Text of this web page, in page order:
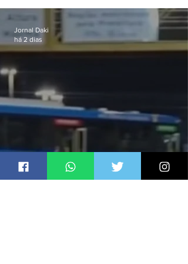
passagens
Jornal Daki
há 2 dias